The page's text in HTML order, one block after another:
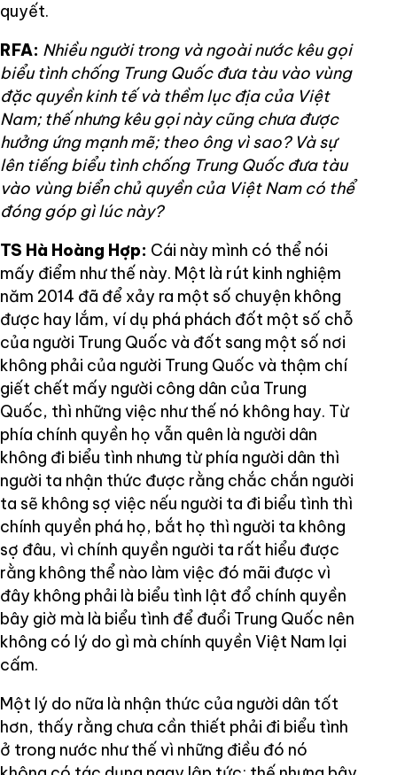
quyết.
RFA: Nhiều người trong và ngoài nước kêu gọi
biểu tình chống Trung Quốc đưa tàu vào vùng
đặc quyền kinh tế và thềm lục địa của Việt
Nam; thế nhưng kêu gọi này cũng chưa được
hưởng ứng mạnh mẽ; theo ông vì sao? Và sự
lên tiếng biểu tình chống Trung Quốc đưa tàu
vào vùng biển chủ quyền của Việt Nam có thể
đóng góp gì lúc này?
TS Hà Hoàng Hợp: Cái này mình có thể nói
mấy điểm như thế này. Một là rút kinh nghiệm
năm 2014 đã để xảy ra một số chuyện không
được hay lắm, ví dụ phá phách đốt một số chỗ
của người Trung Quốc và đốt sang một số nơi
không phải của người Trung Quốc và thậm chí
giết chết mấy người công dân của Trung
Quốc, thì những việc như thế nó không hay. Từ
phía chính quyền họ vẫn quên là người dân
không đi biểu tình nhưng từ phía người dân thì
người ta nhận thức được rằng chắc chắn người
ta sẽ không sợ việc nếu người ta đi biểu tình thì
chính quyền phá họ, bắt họ thì người ta không
sợ đâu, vì chính quyền người ta rất hiểu được
rằng không thể nào làm việc đó mãi được vì
đây không phải là biểu tình lật đổ chính quyền
bây giờ mà là biểu tình để đuổi Trung Quốc nên
không có lý do gì mà chính quyền Việt Nam lại
cấm.
Một lý do nữa là nhận thức của người dân tốt
hơn, thấy rằng chưa cần thiết phải đi biểu tình
ở trong nước như thế vì những điều đó nó